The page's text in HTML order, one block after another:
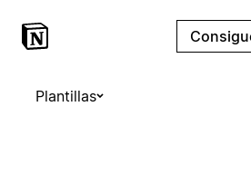
Plantillas